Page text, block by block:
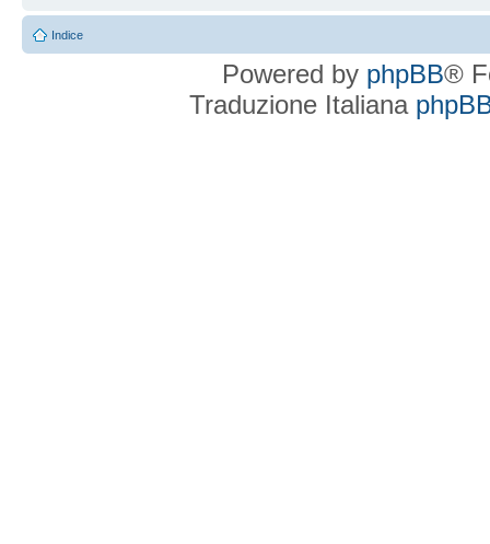
Indice
Powered by phpBB®
Traduzione Italiana